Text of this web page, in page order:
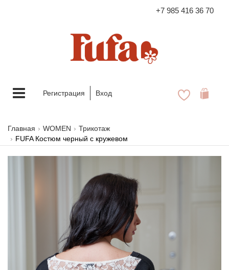
+7 985 416 36 70
FASHION FAMILY STORE
Меню Регистрация Вход
Главная WOMEN
Трикотаж
FUFA Костюм черный с кружевом